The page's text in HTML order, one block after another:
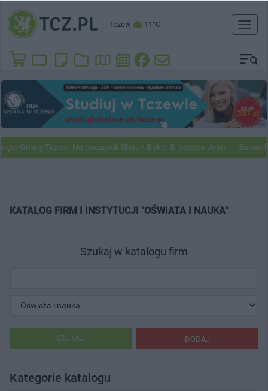
Tczew 11°C
Toggle
Gminy Tczew. Na początek Shaun Baker & Jessica Jean
KATALOG FIRM I INSTYTUCJI "OŚWIATA I NAUKA"
Szukaj w katalogu firm
DODAJ
SZUKAJ
Kategorie katalogu